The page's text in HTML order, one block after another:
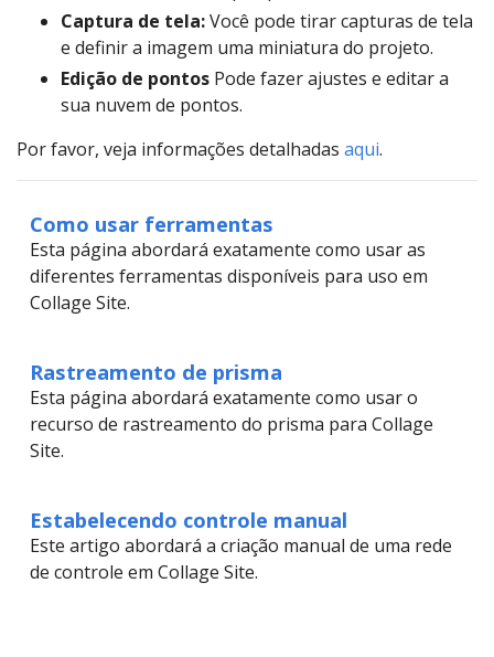
Captura de tela:Você pode tirar capturas de tela
e definir a imagem uma miniatura do projeto.
Edição de pontos Pode fazer ajustes e editar a
sua nuvem de pontos.
Por favor, veja informações detalhadas aqui.
Como usar ferramentas
Esta página abordará exatamente como usar as
diferentes ferramentas disponíveis para uso em
Collage Site.
Rastreamento de prisma
Esta página abordará exatamente como usar o
recurso de rastreamento do prisma para Collage
Site.
Estabelecendo controle manual
Este artigo abordará a criação manual de uma rede
de controle em Collage Site.